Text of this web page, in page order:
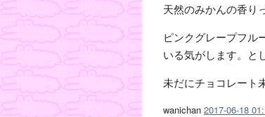
天然のみかんの香り
ピンクグレープフル
いる気がします。と
未だにチョコレート
wanichan 2017-06-18